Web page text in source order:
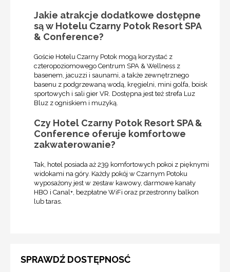
Jakie atrakcje dodatkowe dostępne
są w Hotelu Czarny Potok Resort SPA
& Conference?
Goście Hotelu Czarny Potok mogą korzystać z
czteropoziomowego Centrum SPA & Wellness z
basenem, jacuzzi i saunami, a także zewnętrznego
basenu z podgrzewaną wodą, kręgielni, mini golfa, boisk
sportowych i sali gier VR. Dostępna jest też strefa Luz
Bluz z ogniskiem i muzyką.
Czy Hotel Czarny Potok Resort SPA &
Conference oferuje komfortowe
zakwaterowanie?
Tak, hotel posiada aż 239 komfortowych pokoi z pięknymi
widokami na góry. Każdy pokój w Czarnym Potoku
wyposażony jest w zestaw kawowy, darmowe kanały
HBO i Canal+, bezpłatne WiFi oraz przestronny balkon
lub taras.
SPRAWDŹ DOSTĘPNOSĆ